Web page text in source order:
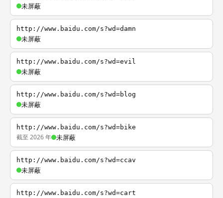
未屏蔽
http://www.baidu.com/s?wd=damn
未屏蔽
http://www.baidu.com/s?wd=evil
未屏蔽
http://www.baidu.com/s?wd=blog
未屏蔽
http://www.baidu.com/s?wd=bike
截至 2026 年 未屏蔽
http://www.baidu.com/s?wd=ccav
未屏蔽
http://www.baidu.com/s?wd=cart